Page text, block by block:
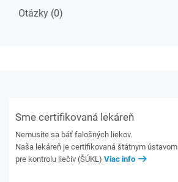
Otázky (0)
Sme certifikovaná lekáreň
Nemusíte sa báť falošných liekov.
Naša lekáreň je certifikovaná štátnym ústavom
pre kontrolu liečiv (ŠÚKL) Viac info